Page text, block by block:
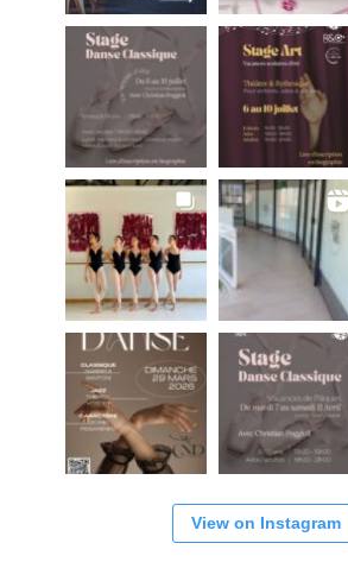
View on Instagram